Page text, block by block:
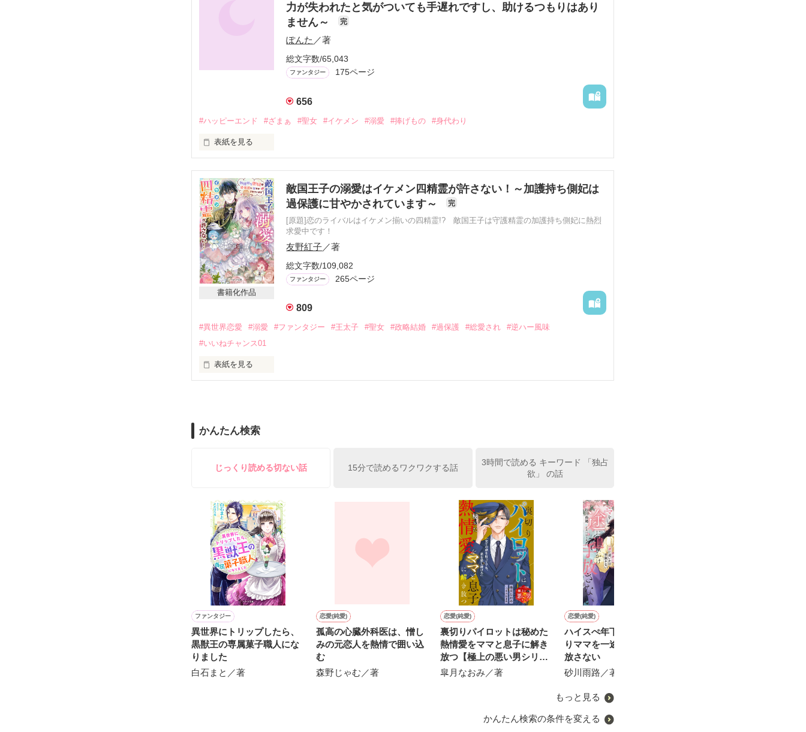
押し付けられるように婚約者となったのは
不遇の貴族の娘アメリ
「俺の全てを、永久にお前に捧げる」
混乱の時代を背景に繰り広げられる
永劫不変の愛の物語
2018.4.21～6.6
2019年7月10日、書籍発売になります。
作品を読む
力が失われたと気がついても手遅れですし、助けるつもりはあり
ません～
完
ぽんた ／著
総文字数/65,043
ファンタジー 175ページ
656
#ハッピーエンド #ざまぁ #聖女 #イケメン #溺愛 #捧げもの #身代わり
表紙を見る
て、竜帝は醜く意地悪で乱暴だそうだ。まっ、食われることだけはないだろうがな。言っておくが、お
まえは捧げものだ。捧げものらしく振る舞え。いいな？」
アロイージ王国の聖女ナオ・バトーニは、新国王アデルモ・ベルターニからそう宣言され、バリオーニ
帝国の竜帝に捧げられることになった。
捧げられるその場で、冷酷非情、醜いと噂される竜帝は、聖女であるナオのことを「不要だ」と宣言す
る。それでも、ナオはついて行かざるを得ない。追放されるようにしてバリオーニ帝国へ。
そこで、彼女はあらためて竜帝に謁見する。
が、そこには美しくてやさしい竜帝がいて……。
役立たずと虐げられ、愛を知らないナオと、不器用な竜帝。
すこしずつ歩み寄り、愛を育む物語。
作品を読む
書籍化作品
敵国王子の溺愛はイケメン四精霊が許さない！～加護持ち側妃は
過保護に甘やかされています～
完
[原題]恋のライバルはイケメン揃いの四精霊!? 敵国王子は守護精霊の加護持ち側妃に熱烈
求愛中です！
友野紅子／著
総文字数/109,082
ファンタジー 265ページ
809
#異世界恋愛 #溺愛 #ファンタジー #王太子 #聖女 #政略結婚 #過保護 #総愛され
#逆ハー風味
#いいねチャンス01
表紙を見る
祖国の敗戦により、エミリアは敵国の王太子ジークフリードの元へ側妃として嫁ぐことに。継母の女王
に追いやられるように、ガルニアの使者団に伴われて祖国を後にする。
その頃。ジークフリードは、側妃として嫁いでくる王女のあまりの悪評に頭を抱えていた。紆余曲折の
末、ジークフリードは輿入れ行列を偵察するべく王宮を飛び出した──！
そして全身鎧で身分を偽って果たしたエミリアとの出会い。
ここからジークフリードとエミリア、ふたりの運命の歯車が回りだす──。
＊＊＊
およそタイトルとキーワード通りのストーリーで、わかりやすい溺愛物です♪
ヒーローはヒロインにぞっこんです。加えてヒロインは、個性豊かな四人の守護精霊からも総愛されし
ちゃいます。
※ただし、恋愛模様はあくまでヒーローとヒロインの一対一ですのでご安心ください。
かんたん検索
じっくり読める切ない話 15分で読めるワクワクする話
3時間で読める キーワード 「独占
欲」 の話
ファンタジー
異世界にトリップしたら、
黒獣王の専属菓子職人にな
りました
白石まと／著
恋愛(純愛)
孤高の心臓外科医は、憎し
みの元恋人を熱情で囲い込
む
森野じゃむ／著
恋愛(純愛)
裏切りパイロットは秘めた
熱情愛をママと息子に解き
放つ【極上の悪い男シリー
ズ】
皐月なおみ／著
恋愛(純愛)
ハイスぺ年下救命医は強が
りママを一途に追いかけ手
放さない
砂川雨路／著
もっと見る
かんたん検索の条件を変える